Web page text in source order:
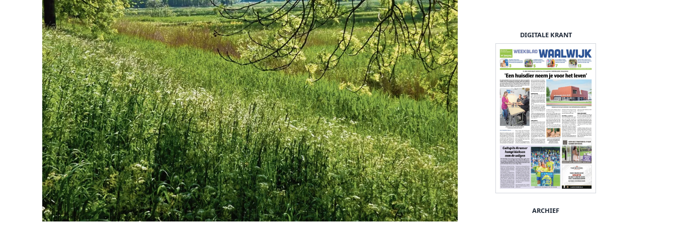
DIGITALE KRANT
ARCHIEF